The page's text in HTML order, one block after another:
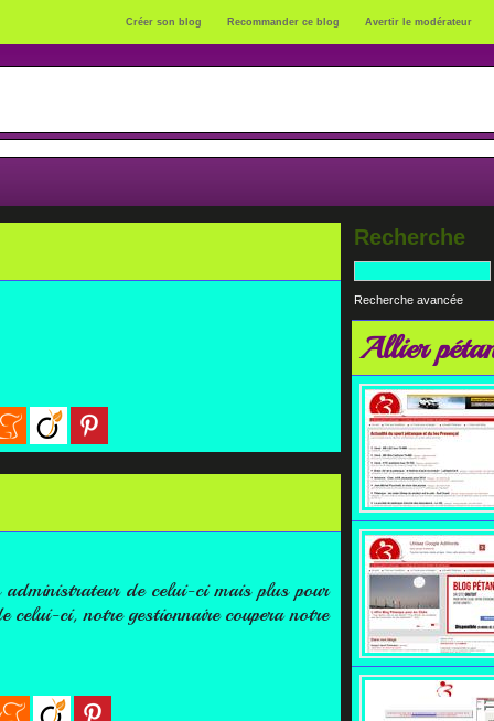
Créer son blog Recommander ce blog Avertir le modérateur
administrateur de celui-ci mais plus pour
celui-ci, notre gestionnaire coupera notre
Recherche
Recherche avancée
Allier